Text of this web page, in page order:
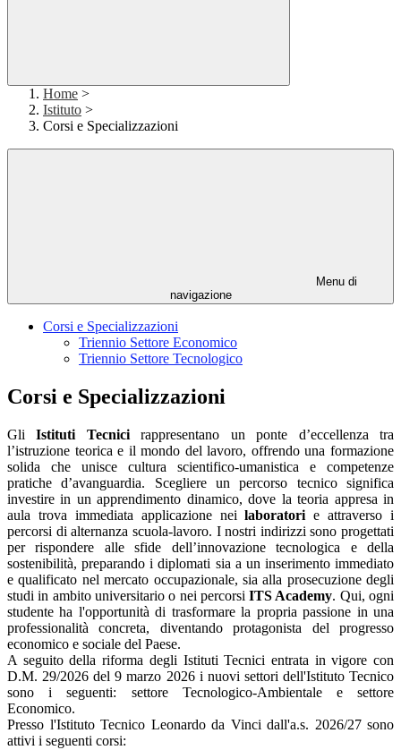
Home >
Istituto >
Corsi e Specializzazioni
Menu di
navigazione
Corsi e Specializzazioni
Triennio Settore Economico
Triennio Settore Tecnologico
Corsi e Specializzazioni
GliIstituti Tecnicirappresentano un ponte d’eccellenza tra
l’istruzione teorica e il mondo del lavoro, offrendo una formazione
solida che unisce cultura scientifico-umanistica e competenze
pratiche d’avanguardia. Scegliere un percorso tecnico significa
investire in un apprendimento dinamico, dove la teoria appresa in
aula trova immediata applicazione neilaboratori e attraverso i
percorsi di alternanza scuola-lavoro. I nostri indirizzi sono progettati
per rispondere alle sfide dell’innovazione tecnologica e della
sostenibilità, preparando i diplomati sia a un inserimento immediato
e qualificato nel mercato occupazionale, sia alla prosecuzione degli
studi in ambito universitario o nei percorsiITS Academy. Qui, ogni
studente ha l'opportunità di trasformare la propria passione in una
professionalità concreta, diventando protagonista del progresso
economico e sociale del Paese.
A seguito della riforma degli Istituti Tecnici entrata in vigore con
D.M. 29/2026 del 9 marzo 2026 i nuovi settori dell'Istituto Tecnico
sono i seguenti: settore Tecnologico-Ambientale e settore
Economico.
Presso l'Istituto Tecnico Leonardo da Vinci dall'a.s. 2026/27 sono
attivi i seguenti corsi: